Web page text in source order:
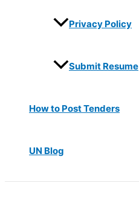
Privacy Policy
Submit Resume
How to Post Tenders
UN Blog